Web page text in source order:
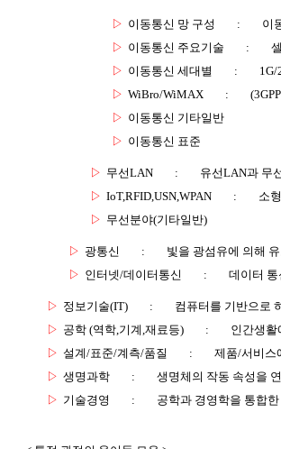
▷ 이동통신 망 구성 :
이
▷ 이동통신 주요기술 :
▷ 이동통신 세대별 :
1G/
▷ WiBro/WiMAX :
▷ 이동통신 기타일반
▷ 이동통신 표준
▷ 무선LAN :
유선LAN과 무
▷ IoT,RFID,USN,WPAN :
소
▷ 무선분야(기타일반)
▷ 광통신 :
빛을 광섬유에 의해
▷ 인터넷/데이터통신 : 데이터 통
▷ 정보기술(IT) :
컴퓨터를 기반으로
▷ 공학 (역학,기계,재료등) :
인간생활
▷ 설계/표준/계측/품질 :
제품/서비스
▷ 생명과학 :
생명체의 작동 속성을
▷ 기술경영 : 공학과 경영학을 통합한